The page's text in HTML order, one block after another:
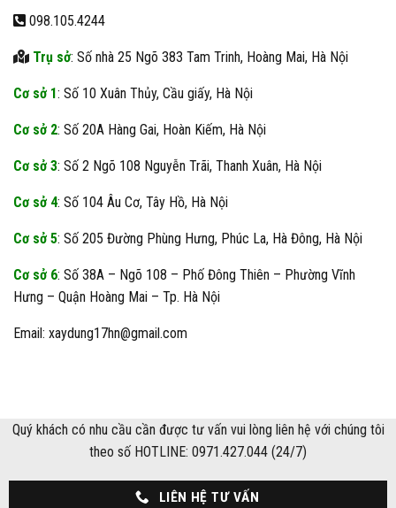
098.105.4244
Trụ sở: Số nhà 25 Ngõ 383 Tam Trinh, Hoàng Mai, Hà Nội
Cơ sở 1: Số 10 Xuân Thủy, Cầu giấy, Hà Nội
Cơ sở 2: Số 20A Hàng Gai, Hoàn Kiếm, Hà Nội
Cơ sở 3: Số 2 Ngõ 108 Nguyễn Trãi, Thanh Xuân, Hà Nội
Cơ sở 4: Số 104 Âu Cơ, Tây Hồ, Hà Nội
Cơ sở 5: Số 205 Đường Phùng Hưng, Phúc La, Hà Đông, Hà Nội
Cơ sở 6: Số 38A – Ngõ 108 – Phố Đông Thiên – Phường Vĩnh
Hưng – Quận Hoàng Mai – Tp. Hà Nội
Email: xaydung17hn@gmail.com
Quý khách có nhu cầu cần được tư vấn vui lòng liên hệ với chúng tôi
theo số HOTLINE: 0971.427.044 (24/7)
LIÊN HỆ TƯ VẤN